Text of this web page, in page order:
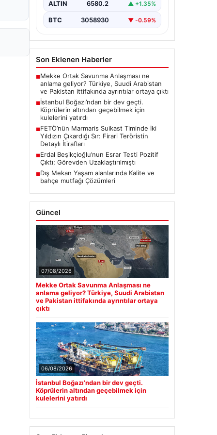
ALTIN 6580.2 ▲ +1.35%
BTC 3058930 ▼ -0.59%
Son Eklenen Haberler
■Mekke Ortak Savunma Anlaşması ne
anlama geliyor? Türkiye, Suudi Arabistan
ve Pakistan ittifakında ayrıntılar ortaya çıktı
■İstanbul Boğazı’ndan bir dev geçti.
Köprülerin altından geçebilmek için
kulelerini yatırdı
■FETÖ’nün Marmaris Suikast Timinde İki
Yıldızın Çıkardığı Sır: Firari Teröristin
Detaylı İtirafları
■Erdal Beşikçioğlu’nun Esrar Testi Pozitif
Çıktı; Görevden Uzaklaştırılmıştı
■Dış Mekan Yaşam alanlarında Kalite ve
bahçe mutfağı Çözümleri
Güncel
07/08/2026
Mekke Ortak Savunma Anlaşması ne
anlama geliyor? Türkiye, Suudi Arabistan
ve Pakistan ittifakında ayrıntılar ortaya
çıktı
06/08/2026
İstanbul Boğazı’ndan bir dev geçti.
Köprülerin altından geçebilmek için
kulelerini yatırdı